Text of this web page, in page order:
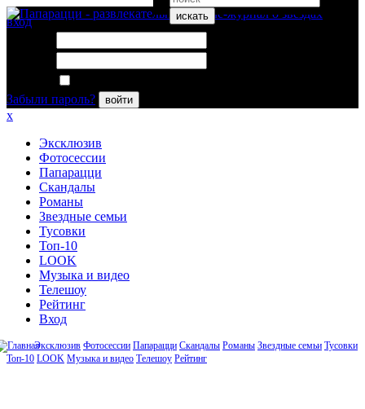
искать
вход
Забыли пароль?
войти
x
Эксклюзив
Фотосессии
Папарацци
Скандалы
Романы
Звездные семьи
Тусовки
Топ-10
LOOK
Музыка и видео
Телешоу
Рейтинг
Вход
Эксклюзив Фотосессии Папарацци Скандалы Романы Звездные семьи Тусовки
Топ-10 LOOK Музыка и видео Телешоу Рейтинг